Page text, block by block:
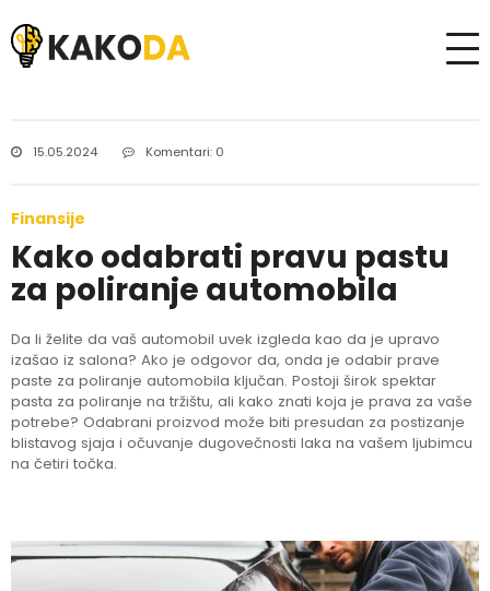
15.05.2024 Komentari: 0
Finansije
Kako odabrati pravu pastu
za poliranje automobila
Da li želite da vaš automobil uvek izgleda kao da je upravo
izašao iz salona? Ako je odgovor da, onda je odabir prave
paste za poliranje automobila ključan. Postoji širok spektar
pasta za poliranje na tržištu, ali kako znati koja je prava za vaše
potrebe? Odabrani proizvod može biti presudan za postizanje
blistavog sjaja i očuvanje dugovečnosti laka na vašem ljubimcu
na četiri točka.